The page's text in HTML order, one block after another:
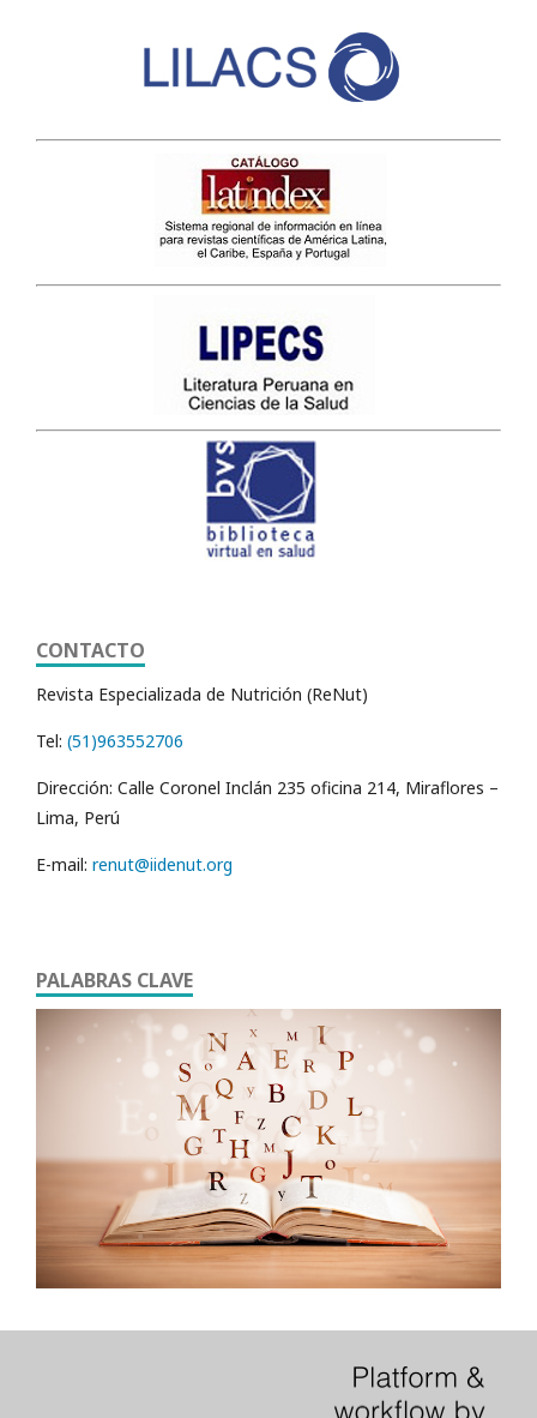
CONTACTO
Revista Especializada de Nutrición (ReNut)
Tel: (51)963552706
Dirección: Calle Coronel Inclán 235 oficina 214, Miraflores –
Lima, Perú
E-mail: renut@iidenut.org
PALABRAS CLAVE